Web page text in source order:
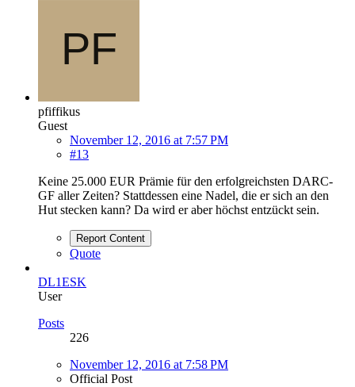
pfiffikus
Guest
November 12, 2016 at 7:57 PM
#13
Keine 25.000 EUR Prämie für den erfolgreichsten DARC-
GF aller Zeiten? Stattdessen eine Nadel, die er sich an den
Hut stecken kann? Da wird er aber höchst entzückt sein.
Report Content
Quote
DL1ESK
User
Posts
226
November 12, 2016 at 7:58 PM
Official Post